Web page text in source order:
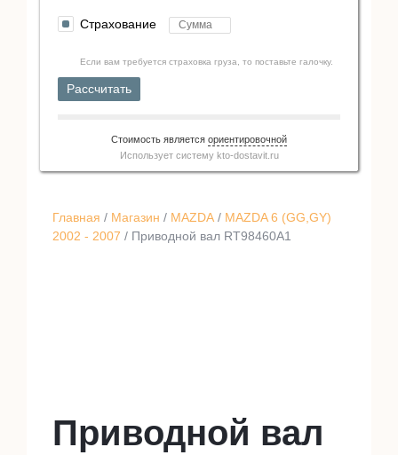
Главная / Магазин / MAZDA / MAZDA 6 (GG,GY)
2002 - 2007 / Приводной вал RT98460A1
Приводной вал
Страхование
Если вам требуется страховка груза, то поставьте галочку.
Рассчитать
Стоимость является ориентировочной
Использует систему kto-dostavit.ru